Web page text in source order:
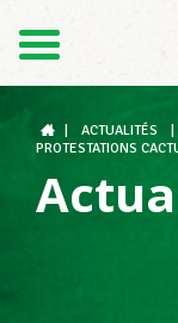
Le LCGB
ACTUALITÉS
PROTESTATIONS